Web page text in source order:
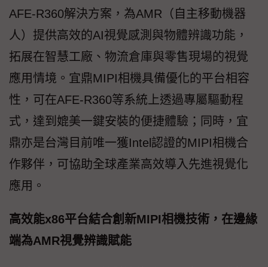
AFE-R360解決方案，為AMR（自主移動機器
人）提供高效的AI視覺感測與物體辨識功能，
拓展在智慧工廠、物流倉庫與零售現場的視覺
應用情境。宜鼎MIPI相機具備優化的平台相容
性，可在AFE-R360等系統上透過專屬驅動程
式，達到媲美一鍵安裝的便捷體驗；同時，宜
鼎亦是台灣目前唯一獲Intel認證的MIPI相機合
作夥伴，可協助全球產業高效導入先進視覺化
應用。
高效能x86平台結合創新MIPI相機技術，在邊緣
端為AMR視覺辨識賦能